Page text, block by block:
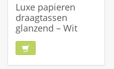
Luxe papieren
draagtassen
glanzend – Wit